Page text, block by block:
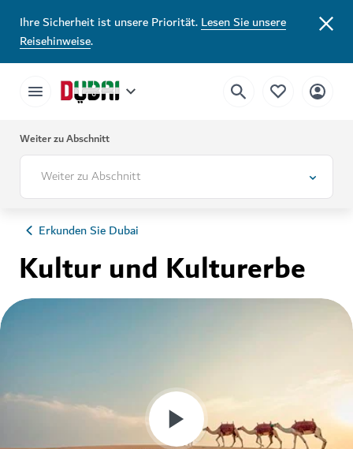
Ihre Sicherheit ist unsere Priorität.Lesen Sie unsere
Reisehinweise.
Weiter zu Abschnitt
Weiter zu Abschnitt
Erkunden Sie Dubai
Kultur und Kulturerbe